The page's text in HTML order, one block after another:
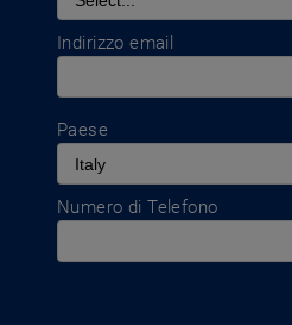
Indirizzo email
Paese
Numero di Telefono